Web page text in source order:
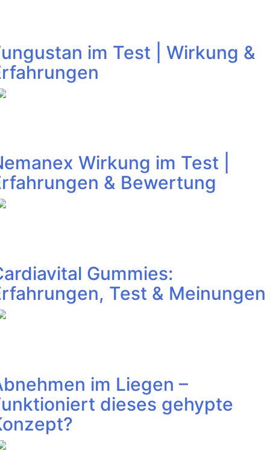
im Test | Wirkung &
Wirkung im Test |
& Bewertung
Gummies:
Test & Meinungen
im Liegen –
dieses gehypte